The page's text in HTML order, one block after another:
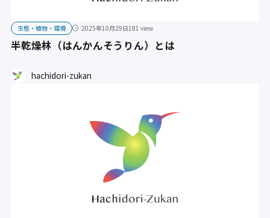
生態・植物・環境 2025年10月29日181 view
半乾燥林（はんかんそうりん）とは
hachidori-zukan